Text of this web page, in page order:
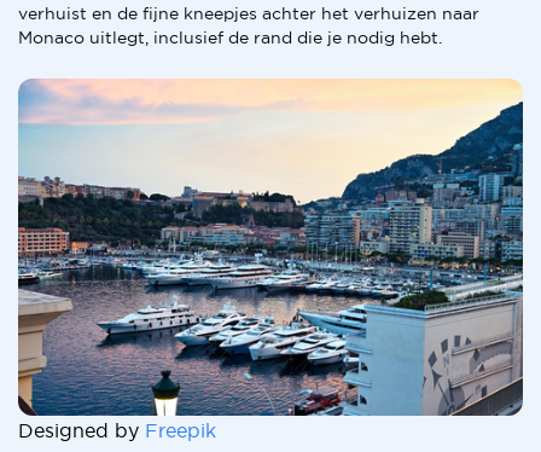
verhuist en de fijne kneepjes achter het verhuizen naar
Monaco uitlegt, inclusief de rand die je nodig hebt.
Designed by Freepik